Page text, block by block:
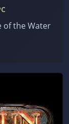
of the Water